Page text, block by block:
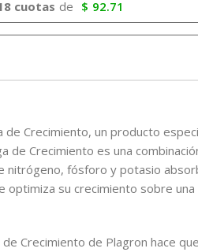
cuotas de $ 92.71
de Crecimiento, un producto
de Crecimiento es una
nitrógeno, fósforo y potasio
optimiza su crecimiento sobre una
Crecimiento de Plagron hace